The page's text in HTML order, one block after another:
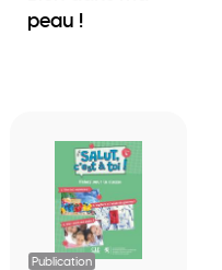
peau !
Publication